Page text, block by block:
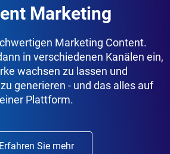
Marketing
Marketing Content.
in verschiedenen Kanälen ein,
wachsen zu lassen und
generieren - und das alles auf
einer Plattform.
Erfahren Sie mehr